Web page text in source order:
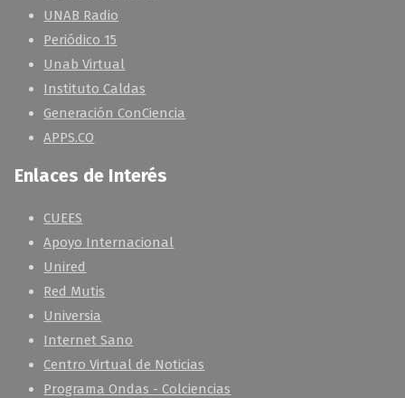
UNAB Radio
Periódico 15
Unab Virtual
Instituto Caldas
Generación ConCiencia
APPS.CO
Enlaces de Interés
CUEES
Apoyo Internacional
Unired
Red Mutis
Universia
Internet Sano
Centro Virtual de Noticias
Programa Ondas - Colciencias